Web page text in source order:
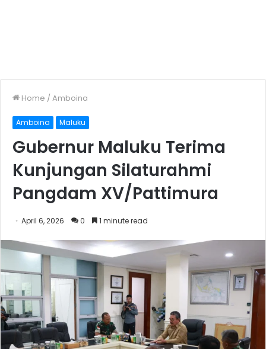
Home /Amboina
Amboina Maluku
Gubernur Maluku Terima
Kunjungan Silaturahmi
Pangdam XV/Pattimura
April 6, 2026 0 1 minute read